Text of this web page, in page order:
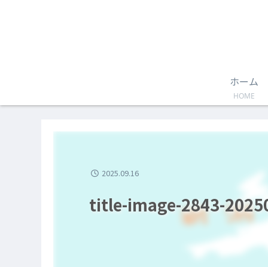
ホーム
HOME
title-image-2843-
2025.09.16